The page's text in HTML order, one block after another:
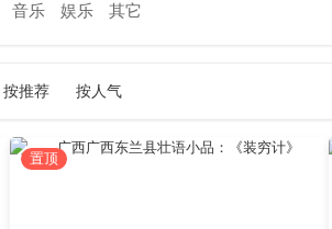
音乐 娱乐 其它
按推荐 按人气
置顶